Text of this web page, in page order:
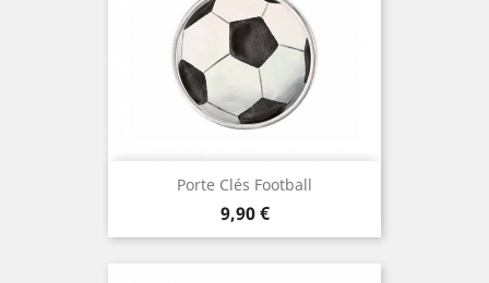
Porte Clés Football
Prix
9,90 €